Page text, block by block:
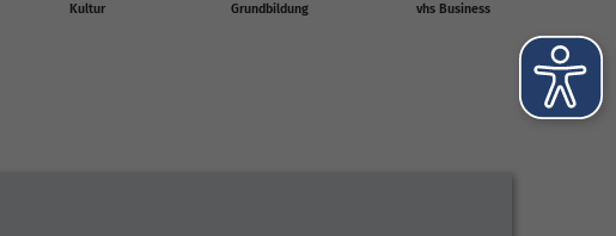
Kultur Grundbildung vhs Business